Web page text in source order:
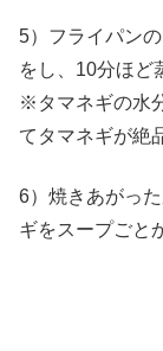
5）フライパン
をし、10分ほど
※タマネギの水
てタマネギが絶
6）焼きあがっ
ギをスープごと